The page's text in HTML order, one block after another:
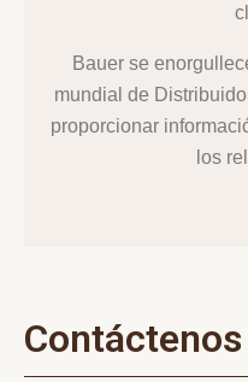
Bauer se
mundial de
proporcionar
los
Contáctenos